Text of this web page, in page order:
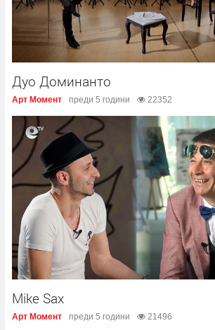
Дуо Доминанто
Арт Момент преди 5 години 22352
Mike Sax
Арт Момент преди 5 години 21496